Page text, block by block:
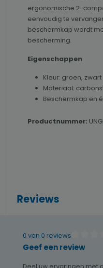
ergonomische 2-
eenvoudig te
beschermkap wordt
bescherming.
Eigenschappen
Kleur: groen, zwart
Materiaal:
Beschermkap en
Productnummer:
Reviews
0 van 0 reviews
Geef een review
Deel uw ervaringen met